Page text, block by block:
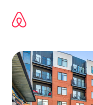
Inhalten
springen